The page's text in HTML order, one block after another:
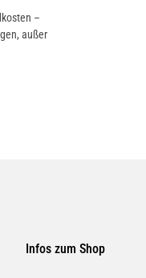
–
außer
Infos zum Shop